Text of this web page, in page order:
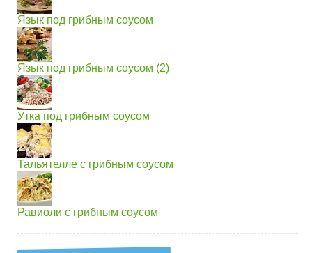
Язык под грибным соусом
Язык под грибным соусом (2)
Утка под грибным соусом
Тальятелле с грибным соусом
Равиоли с грибным соусом